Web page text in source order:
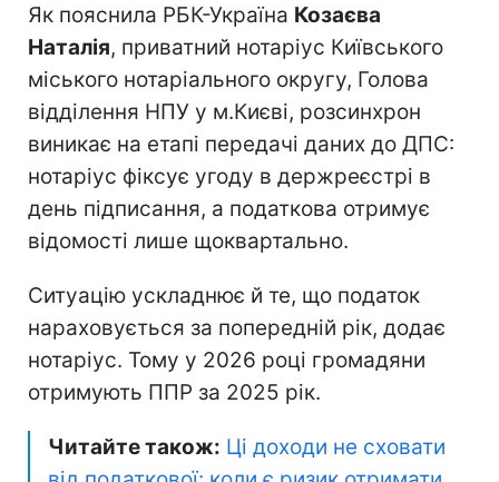
Як пояснила РБК-Україна Козаєва
Наталія, приватний нотаріус Київського
міського нотаріального округу, Голова
відділення НПУ у м.Києві, розсинхрон
виникає на етапі передачі даних до ДПС:
нотаріус фіксує угоду в держреєстрі в
день підписання, а податкова отримує
відомості лише щоквартально.
Ситуацію ускладнює й те, що податок
нараховується за попередній рік, додає
нотаріус. Тому у 2026 році громадяни
отримують ППР за 2025 рік.
Читайте також: Ці доходи не сховати